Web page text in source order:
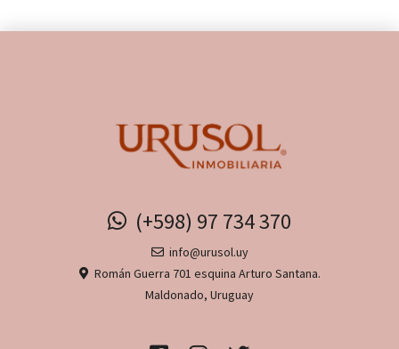
(+598) 97 734 370
info@urusol.uy
Román Guerra 701 esquina Arturo Santana.
Maldonado, Uruguay